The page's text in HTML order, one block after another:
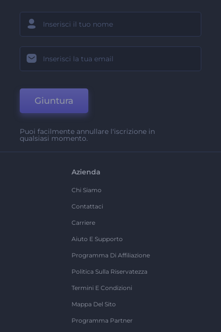
Giuntura
Puoi facilmente annullare l'iscrizione in
qualsiasi momento.
Azienda
Chi Siamo
Contattaci
Carriere
Aiuto E Supporto
Programma Di Affiliazione
Politica Sulla Riservatezza
Termini E Condizioni
Mappa Del Sito
Programma Partner